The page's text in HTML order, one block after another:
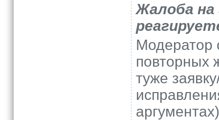
Жалоба на
Модератор
повторных
туже